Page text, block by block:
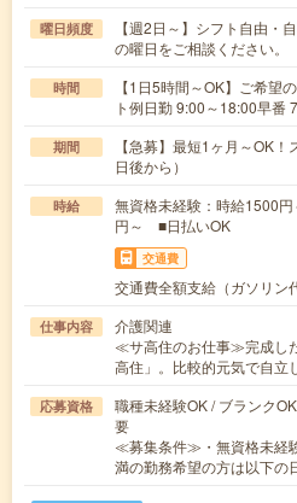
曜日頻度
【週2日～】シフト自由・
の曜日をご相談ください。
時間
【1日5時間～OK】ご希望
ト例日勤 9:00～18:00早番
期間
【急募】最短1ヶ月～OK
日後から）
時給
無資格未経験：時給1500
円～ ■日払いOK
交通費
交通費全額支給（ガソリン
仕事内容
介護関連
≪サ高住のお仕事≫完成し
高住」。比較的元気で自
応募資格
職種未経験OK / ブランク
要
≪募集条件≫・無資格未経
満の勤務希望の方は以下